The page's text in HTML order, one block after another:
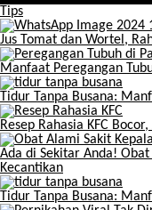
Tips
Jus Tomat dan Wortel,
Manfaat Peregangan
Tidur Tanpa Busana:
Resep Rahasia KFC
Ada di Sekitar Anda!
Kecantikan
Tidur Tanpa Busana: